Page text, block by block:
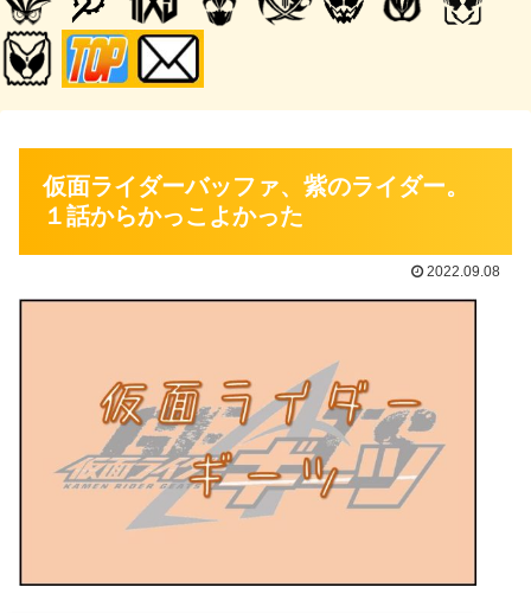
仮面ライダーバッファ、紫のライダー。
１話からかっこよかった
2022.09.08